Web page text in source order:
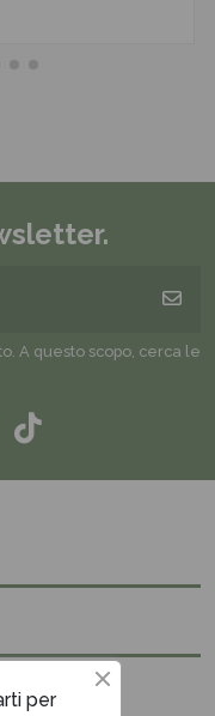
A questo scopo, cerca le
per